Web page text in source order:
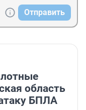
Отправить
область
БПЛА